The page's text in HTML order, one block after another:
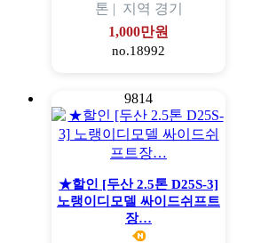
톤 | 지역 경기
1,000만원
no.18992
9814
★할인 [두산 2.5톤 D25S-3]
노랭이디모델 싸이드쉬프트
장…